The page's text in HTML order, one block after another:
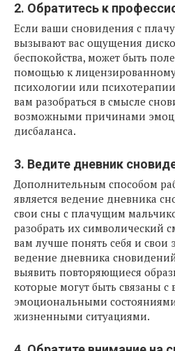
2. Обратитесь к
Если ваши сновидения с
вызывают вас ощущения
беспокойства, может быть
помощью к лицензированному
психологии или
вам разобраться в смысле
возможными причинами
дисбаланса.
3. Ведите дневник
Дополнительным способом
является ведение дневника
свои сны с плачущим
разобрать их символический
вам лучше понять себя и свои
ведение дневника
выявить повторяющиеся
которые могут быть связаны
эмоциональными
жизненными ситуациями.